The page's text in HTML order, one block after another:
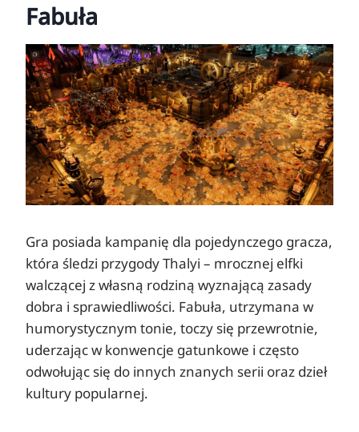
Fabuła
Gra posiada kampanię dla pojedynczego gracza,
która śledzi przygody Thalyi – mrocznej elfki
walczącej z własną rodziną wyznającą zasady
dobra i sprawiedliwości. Fabuła, utrzymana w
humorystycznym tonie, toczy się przewrotnie,
uderzając w konwencje gatunkowe i często
odwołując się do innych znanych serii oraz dzieł
kultury popularnej.